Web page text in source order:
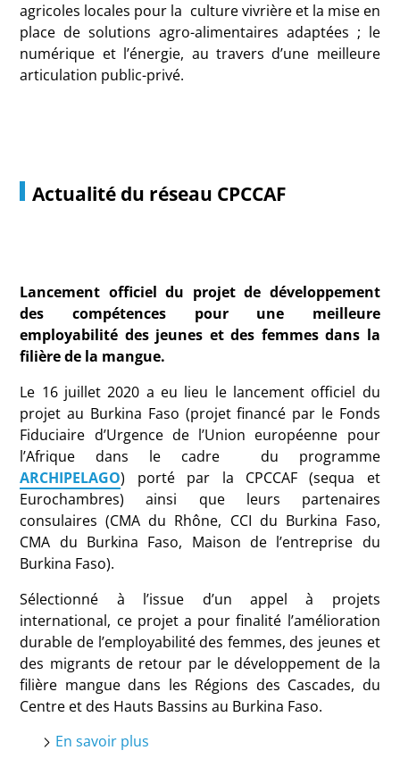
agricoles locales pour la culture vivrière et la mise en
place de solutions agro-alimentaires adaptées ; le
numérique et l’énergie, au travers d’une meilleure
articulation public-privé.
Actualité du réseau CPCCAF
Lancement officiel du projet de développement
des compétences pour une meilleure
employabilité des jeunes et des femmes dans la
filière de la mangue.
Le 16 juillet 2020 a eu lieu le lancement officiel du
projet au Burkina Faso (projet financé par le Fonds
Fiduciaire d’Urgence de l’Union européenne pour
l’Afrique dans le cadre du programme
ARCHIPELAGO) porté par la CPCCAF (sequa et
Eurochambres) ainsi que leurs partenaires
consulaires (CMA du Rhône, CCI du Burkina Faso,
CMA du Burkina Faso, Maison de l’entreprise du
Burkina Faso).
Sélectionné à l’issue d’un appel à projets
international, ce projet a pour finalité l’amélioration
durable de l’employabilité des femmes, des jeunes et
des migrants de retour par le développement de la
filière mangue dans les Régions des Cascades, du
Centre et des Hauts Bassins au Burkina Faso.
En savoir plus